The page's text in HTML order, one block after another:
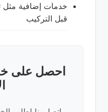
خدمات إضافية مثل
قبل التركيب
احصل على